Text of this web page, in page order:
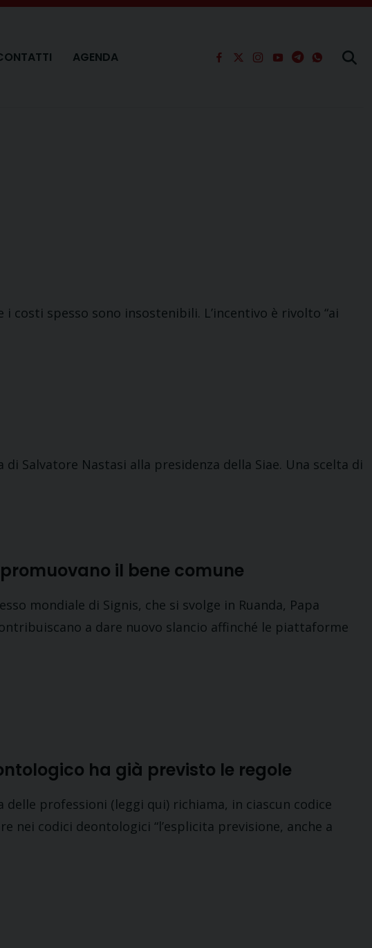
AGENDA
costi spesso sono insostenibili. L’incentivo è rivolto “ai
Salvatore Nastasi alla presidenza della Siae. Una scelta di
il bene comune
mondiale di Signis, che si svolge in Ruanda, Papa
a dare nuovo slancio affinché le piattaforme
ha già previsto le regole
professioni (leggi qui) richiama, in ciascun codice
nei codici deontologici “l’esplicita previsione, anche a